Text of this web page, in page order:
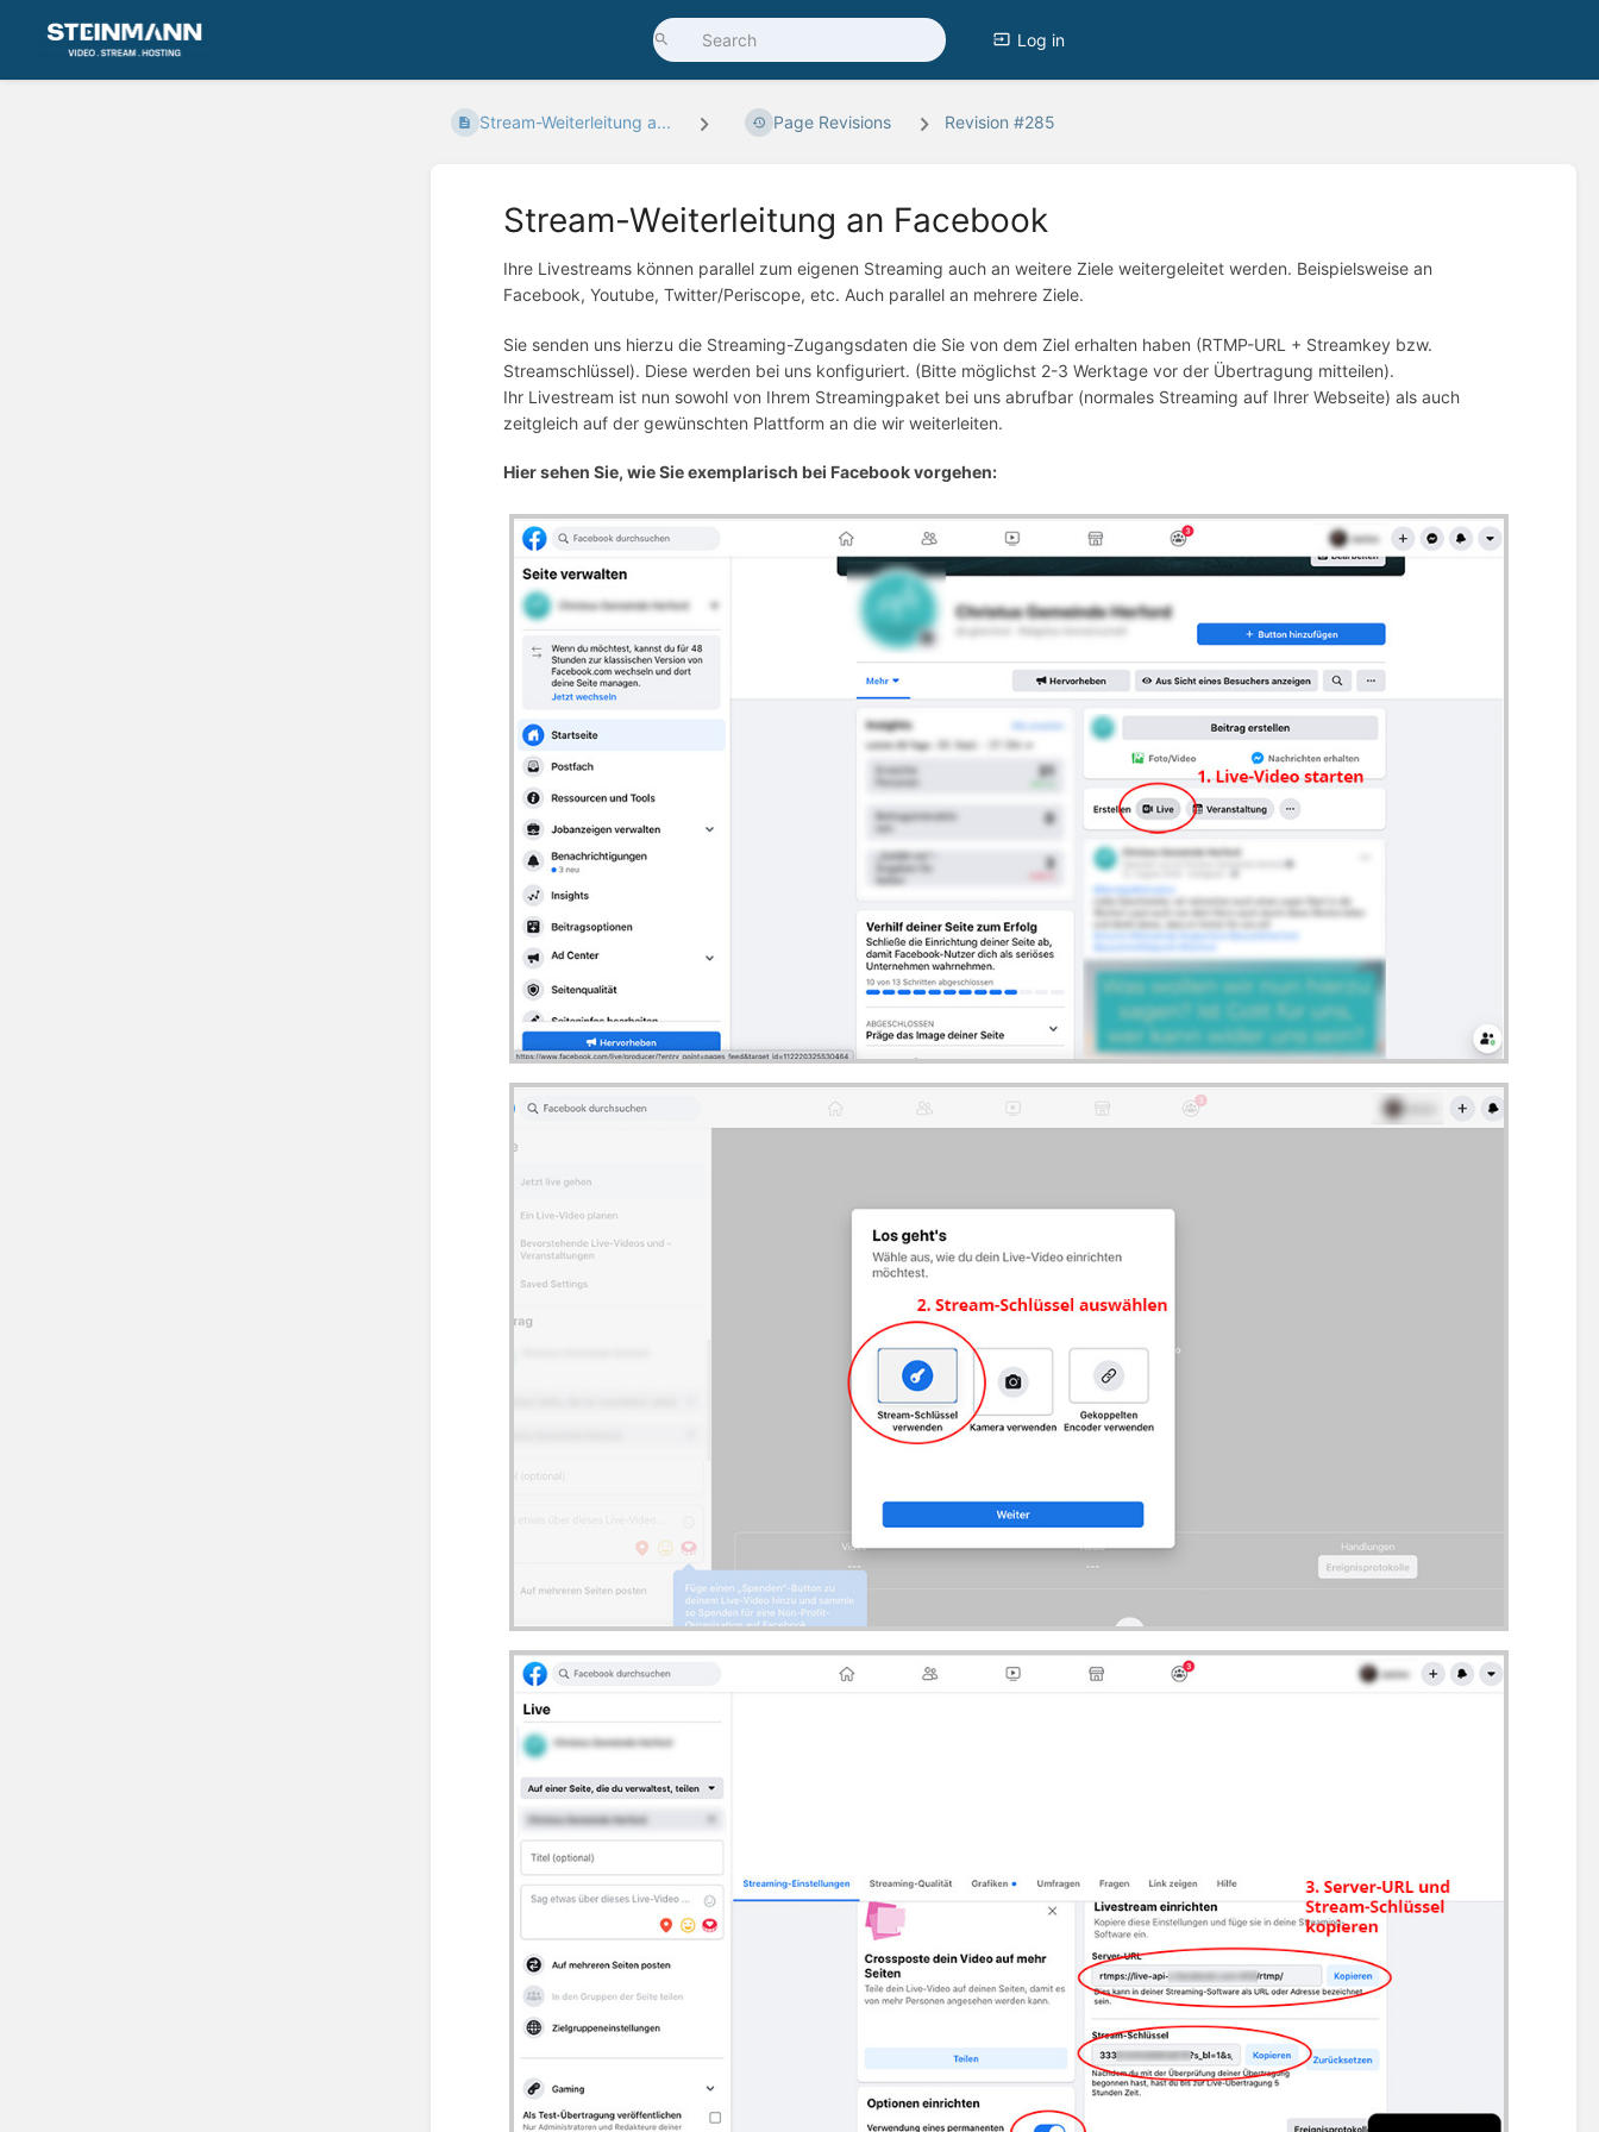
Log in
Stream-Weiterleitung a... Page Revisions Revision #285
Stream-Weiterleitung an Facebook
Ihre Livestreams können parallel zum eigenen Streaming auch an weitere Ziele weitergeleitet werden. Beispielsweise an
Facebook, Youtube, Twitter/Periscope, etc. Auch parallel an mehrere Ziele.
Sie senden uns hierzu die Streaming-Zugangsdaten die Sie von dem Ziel erhalten haben (RTMP-URL + Streamkey bzw.
Streamschlüssel). Diese werden bei uns konfiguriert. (Bitte möglichst 2-3 Werktage vor der Übertragung mitteilen).
Ihr Livestream ist nun sowohl von Ihrem Streamingpaket bei uns abrufbar (normales Streaming auf Ihrer Webseite) als auch
zeitgleich auf der gewünschten Plattform an die wir weiterleiten.
Hier sehen Sie, wie Sie exemplarisch bei Facebook vorgehen: